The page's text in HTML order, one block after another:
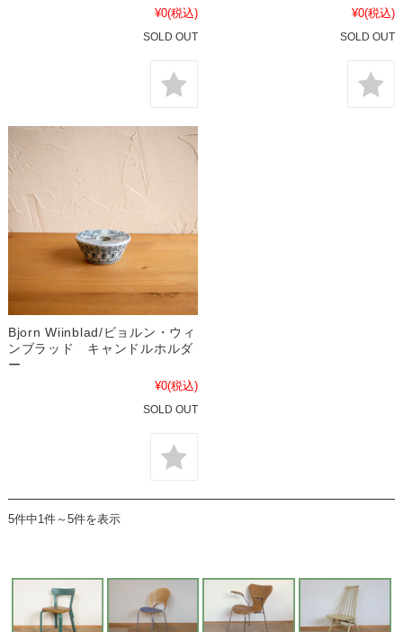
¥0(税込)
SOLD OUT
¥0(税込)
SOLD OUT
Bjorn Wiinblad/ビョルン・ウィ
ンブラッド キャンドルホルダ
ー
¥0(税込)
SOLD OUT
5件中1件～5件を表示